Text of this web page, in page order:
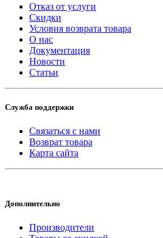
Отказ от услуги
Скидки
Условия возврата товара
О нас
Документация
Новости
Статьи
Служба поддержки
Связаться с нами
Возврат товара
Карта сайта
Дополнительно
Производители